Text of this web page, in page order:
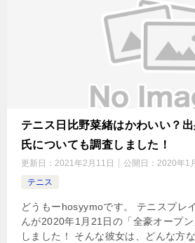
テニス日比野菜緒はかわいい？
氏についても調査しました！
更新日： 2021年2月11日 公開日： 2020年1
テニス
どうもーhosyymoです。 テニスプレ
んが2020年1月21日の「全豪オープ
しました！ そんな彼女は、どんな方